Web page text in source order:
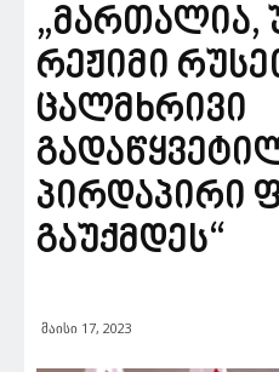
„მართალია,
რეჟიმი
ცალმხრივი
პირდაპირი
გაუქმდეს“
მაისი 17, 2023